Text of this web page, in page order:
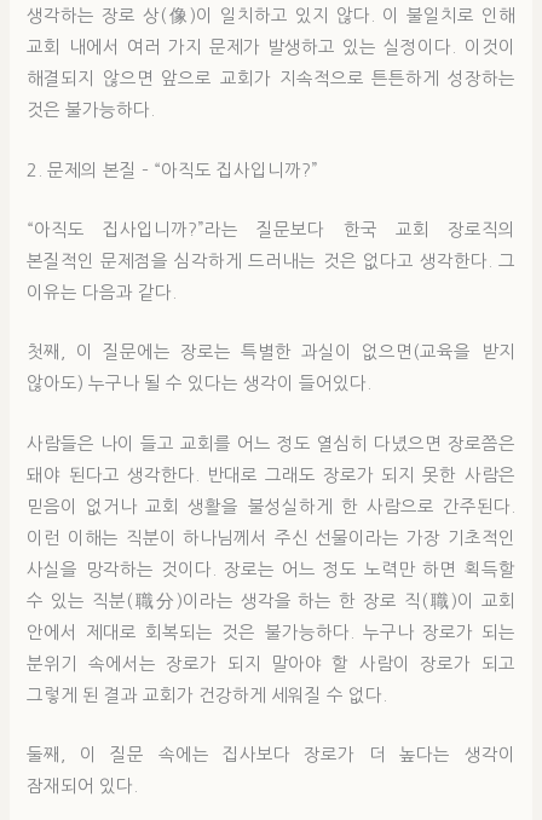
생각하는 장로 상(像)이 일치하고 있지 않다. 이 불일치로 인해
교회 내에서 여러 가지 문제가 발생하고 있는 실정이다. 이것이
해결되지 않으면 앞으로 교회가 지속적으로 튼튼하게 성장하는
것은 불가능하다.
2. 문제의 본질 – “아직도 집사입니까?”
“아직도 집사입니까?”라는 질문보다 한국 교회 장로직의
본질적인 문제점을 심각하게 드러내는 것은 없다고 생각한다. 그
이유는 다음과 같다.
첫째, 이 질문에는 장로는 특별한 과실이 없으면(교육을 받지
않아도) 누구나 될 수 있다는 생각이 들어있다.
사람들은 나이 들고 교회를 어느 정도 열심히 다녔으면 장로쯤은
돼야 된다고 생각한다. 반대로 그래도 장로가 되지 못한 사람은
믿음이 없거나 교회 생활을 불성실하게 한 사람으로 간주된다.
이런 이해는 직분이 하나님께서 주신 선물이라는 가장 기초적인
사실을 망각하는 것이다. 장로는 어느 정도 노력만 하면 획득할
수 있는 직분(職分)이라는 생각을 하는 한 장로 직(職)이 교회
안에서 제대로 회복되는 것은 불가능하다. 누구나 장로가 되는
분위기 속에서는 장로가 되지 말아야 할 사람이 장로가 되고
그렇게 된 결과 교회가 건강하게 세워질 수 없다.
둘째, 이 질문 속에는 집사보다 장로가 더 높다는 생각이
잠재되어 있다.